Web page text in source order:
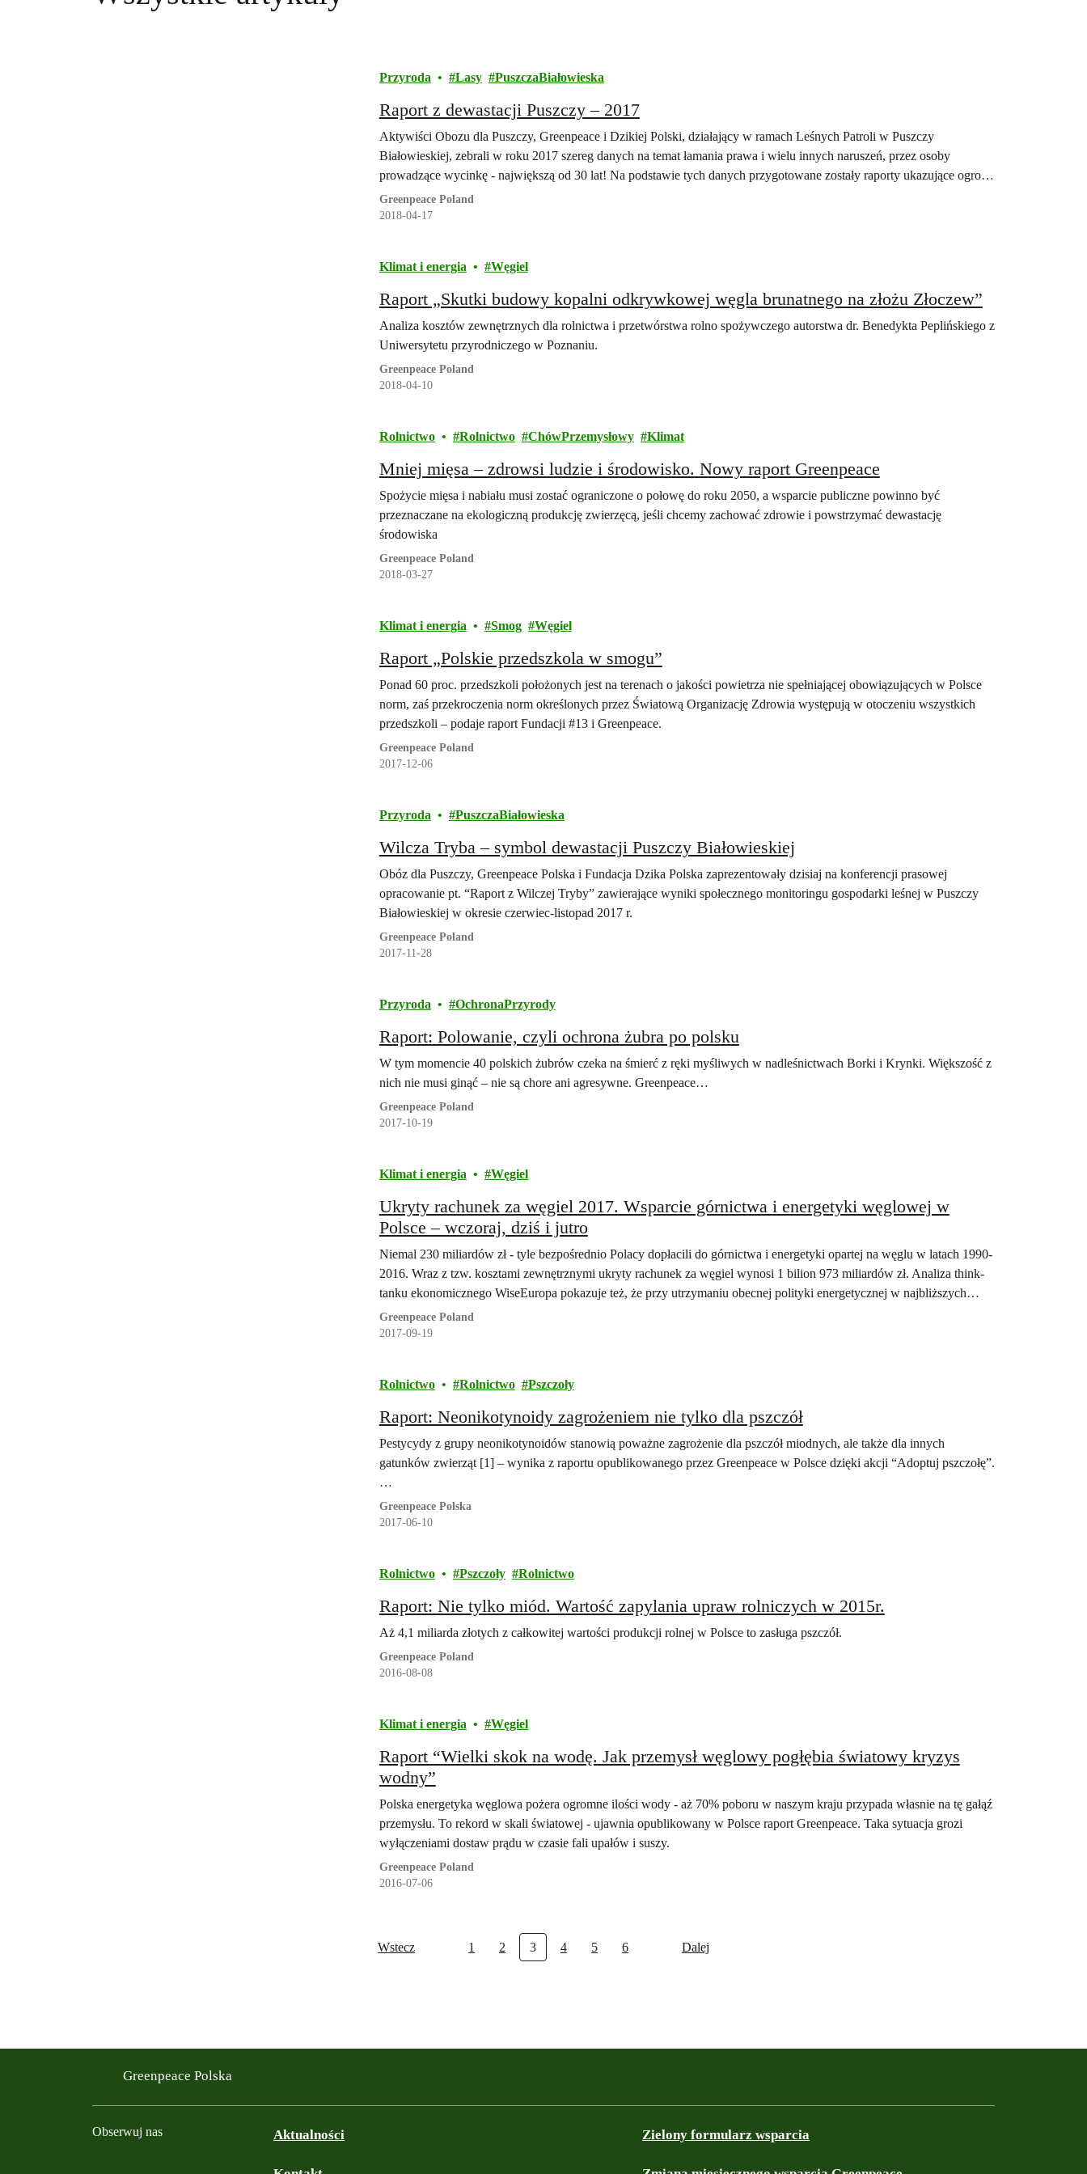
Przyroda Lasy PuszczaBiałowieska
Raport z dewastacji Puszczy – 2017
Aktywiści Obozu dla Puszczy, Greenpeace i Dzikiej Polski, działający w ramach Leśnych Patroli w Puszczy
Białowieskiej, zebrali w roku 2017 szereg danych na temat łamania prawa i wielu innych naruszeń, przez osoby
prowadzące wycinkę - największą od 30 lat! Na podstawie tych danych przygotowane zostały raporty ukazujące ogrom
zniszczeń. Zapraszamy do lektury.
Greenpeace Poland
2018-04-17
Klimat i energia Węgiel
Raport „Skutki budowy kopalni odkrywkowej węgla brunatnego na złożu Złoczew”
Analiza kosztów zewnętrznych dla rolnictwa i przetwórstwa rolno spożywczego autorstwa dr. Benedykta Peplińskiego z
Uniwersytetu przyrodniczego w Poznaniu.
Greenpeace Poland
2018-04-10
Rolnictwo Rolnictwo ChówPrzemysłowy Klimat
Mniej mięsa – zdrowsi ludzie i środowisko. Nowy raport Greenpeace
Spożycie mięsa i nabiału musi zostać ograniczone o połowę do roku 2050, a wsparcie publiczne powinno być
przeznaczane na ekologiczną produkcję zwierzęcą, jeśli chcemy zachować zdrowie i powstrzymać dewastację
środowiska
Greenpeace Poland
2018-03-27
Klimat i energia Smog Węgiel
Raport „Polskie przedszkola w smogu”
Ponad 60 proc. przedszkoli położonych jest na terenach o jakości powietrza nie spełniającej obowiązujących w Polsce
norm, zaś przekroczenia norm określonych przez Światową Organizację Zdrowia występują w otoczeniu wszystkich
przedszkoli – podaje raport Fundacji #13 i Greenpeace.
Greenpeace Poland
2017-12-06
Przyroda PuszczaBiałowieska
Wilcza Tryba – symbol dewastacji Puszczy Białowieskiej
Obóz dla Puszczy, Greenpeace Polska i Fundacja Dzika Polska zaprezentowały dzisiaj na konferencji prasowej
opracowanie pt. “Raport z Wilczej Tryby” zawierające wyniki społecznego monitoringu gospodarki leśnej w Puszczy
Białowieskiej w okresie czerwiec-listopad 2017 r.
Greenpeace Poland
2017-11-28
Przyroda OchronaPrzyrody
Raport: Polowanie, czyli ochrona żubra po polsku
W tym momencie 40 polskich żubrów czeka na śmierć z ręki myśliwych w nadleśnictwach Borki i Krynki. Większość z
nich nie musi ginąć – nie są chore ani agresywne. Greenpeace…
Greenpeace Poland
2017-10-19
Klimat i energia Węgiel
Ukryty rachunek za węgiel 2017. Wsparcie górnictwa i energetyki węglowej w
Polsce – wczoraj, dziś i jutro
Niemal 230 miliardów zł - tyle bezpośrednio Polacy dopłacili do górnictwa i energetyki opartej na węglu w latach 1990-
2016. Wraz z tzw. kosztami zewnętrznymi ukryty rachunek za węgiel wynosi 1 bilion 973 miliardów zł. Analiza think-
tanku ekonomicznego WiseEuropa pokazuje też, że przy utrzymaniu obecnej polityki energetycznej w najbliższych
latach subsydia dla węgla jeszcze wzrosną i…
Greenpeace Poland
2017-09-19
Rolnictwo Rolnictwo Pszczoły
Raport: Neonikotynoidy zagrożeniem nie tylko dla pszczół
Pestycydy z grupy neonikotynoidów stanowią poważne zagrożenie dla pszczół miodnych, ale także dla innych
gatunków zwierząt [1] – wynika z raportu opublikowanego przez Greenpeace w Polsce dzięki akcji “Adoptuj pszczołę”.
…
Greenpeace Polska
2017-06-10
Rolnictwo Pszczoły Rolnictwo
Raport: Nie tylko miód. Wartość zapylania upraw rolniczych w 2015r.
Aż 4,1 miliarda złotych z całkowitej wartości produkcji rolnej w Polsce to zasługa pszczół.
Greenpeace Poland
2016-08-08
Klimat i energia Węgiel
Raport “Wielki skok na wodę. Jak przemysł węglowy pogłębia światowy kryzys
wodny”
Polska energetyka węglowa pożera ogromne ilości wody - aż 70% poboru w naszym kraju przypada własnie na tę gałąź
przemysłu. To rekord w skali światowej - ujawnia opublikowany w Polsce raport Greenpeace. Taka sytuacja grozi
wyłączeniami dostaw prądu w czasie fali upałów i suszy.
Greenpeace Poland
2016-07-06
Wstecz 1 2 3 4 5 6 Dalej
Greenpeace Polska
Obserwuj nas Aktualności Zielony formularz wsparcia